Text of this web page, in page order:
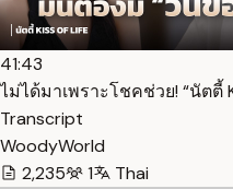
41:43
ไม่ได้มาเพราะโชคช่วย! “นัตตี้
Transcript
WoodyWorld
2,235
1 Thai